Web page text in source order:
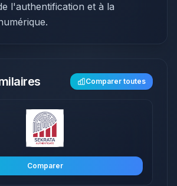
l'authentification et à la
Comparer toutes
Comparer